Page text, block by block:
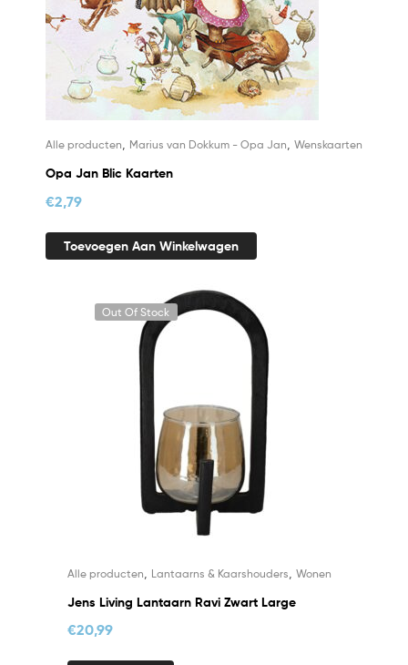
Alle producten, Marius van Dokkum - Opa Jan, Wenskaarten
Opa Jan Blic Kaarten
€2,79
Toevoegen Aan Winkelwagen
Out Of Stock
Alle producten Lantaarns & Kaarshouders Wonen
Jens Living Lantaarn Ravi Zwart Large
€20,99